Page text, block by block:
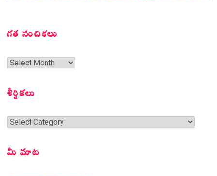
గత సంచికలు
గత
శీర్షికలు
శీర్షికలు
మీ మాట